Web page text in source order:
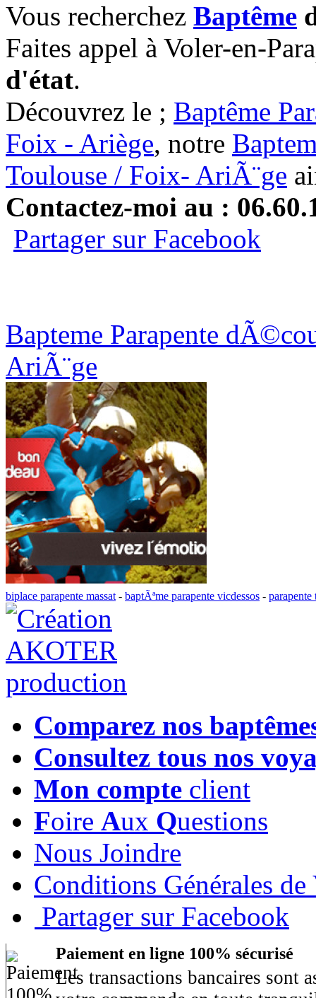
Vous recherchez Baptême
Faites appel à Voler-en-
d'état.
Découvrez le ; Baptême
Foix - Ariège, notre
Toulouse / Foix- AriÃ¨ge
Contactez-moi au :
Partager sur Facebook
Bapteme Parapente
AriÃ¨ge
biplace parapente massat - baptÃªme parapente vicdessos - parapente
Comparez nos
Consultez tous nos
Mon compte client
Foire Aux Questions
Nous Joindre
Conditions Générales de
Partager sur Facebook
Paiement en ligne 100% sécurisé
Les transactions bancaires sont